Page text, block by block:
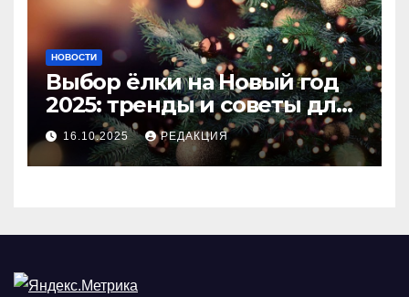
НОВОСТИ
Выбор ёлки на Новый год
2025: тренды и советы для
идеального праздника
16.10.2025 РЕДАКЦИЯ